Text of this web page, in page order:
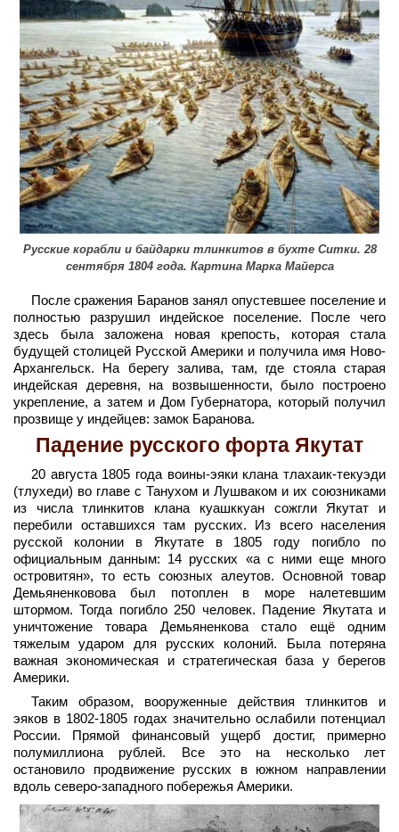
Русские корабли и байдарки тлинкитов в бухте Ситки. 28
сентября 1804 года. Картина Марка Майерса
После сражения Баранов занял опустевшее поселение и
полностью разрушил индейское поселение. После чего
здесь была заложена новая крепость, которая стала
будущей столицей Русской Америки и получила имя Ново-
Архангельск. На берегу залива, там, где стояла старая
индейская деревня, на возвышенности, было построено
укрепление, а затем и Дом Губернатора, который получил
прозвище у индейцев: замок Баранова.
Падение русского форта Якутат
20 августа 1805 года воины-эяки клана тлахаик-текуэди
(тлухеди) во главе с Танухом и Лушваком и их союзниками
из числа тлинкитов клана куашккуан сожгли Якутат и
перебили оставшихся там русских. Из всего населения
русской колонии в Якутате в 1805 году погибло по
официальным данным: 14 русских «а с ними еще много
островитян», то есть союзных алеутов. Основной товар
Демьяненковова был потоплен в море налетевшим
штормом. Тогда погибло 250 человек. Падение Якутата и
уничтожение товара Демьяненкова стало ещё одним
тяжелым ударом для русских колоний. Была потеряна
важная экономическая и стратегическая база у берегов
Америки.
Таким образом, вооруженные действия тлинкитов и
эяков в 1802-1805 годах значительно ослабили потенциал
России. Прямой финансовый ущерб достиг, примерно
полумиллиона рублей. Все это на несколько лет
остановило продвижение русских в южном направлении
вдоль северо-западного побережья Америки.